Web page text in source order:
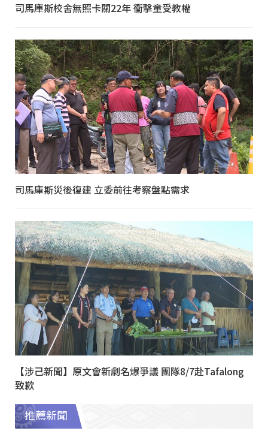
司馬庫斯校舍無照卡關22年 衝擊童受教權
司馬庫斯災後復建 立委前往考察盤點需求
【涉己新聞】原文會新劇名爆爭議 團隊8/7赴Tafalong
致歉
推薦新聞